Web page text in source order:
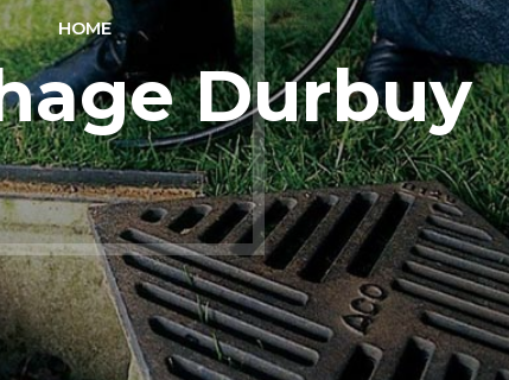
HOME
Durbuy